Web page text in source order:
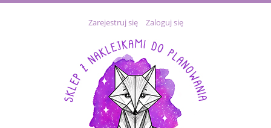
Zarejestruj się Zaloguj się